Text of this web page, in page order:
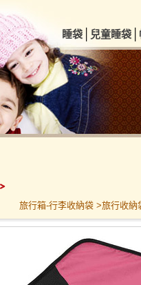
睡袋 兒童睡袋
旅行箱-行李收納袋 >旅行收納